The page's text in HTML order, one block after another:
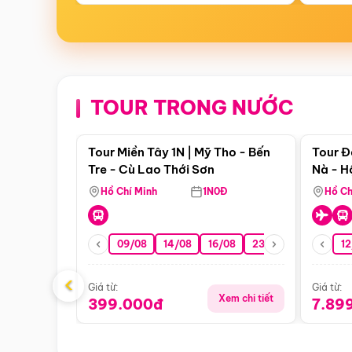
TOUR TRONG NƯỚC
Điểm nổi bật
Tour Miền Tây 1N | Mỹ Tho - Bến
Tre - Cù Lao Thới Sơn
Hồ Chí Minh 1N0Đ
09/08 14/08 16/08 23/08 30/08
Giá từ:
399.000đ Xem chi tiết
Tour
Nà -
Nha
Hồ
Giá từ:
‹